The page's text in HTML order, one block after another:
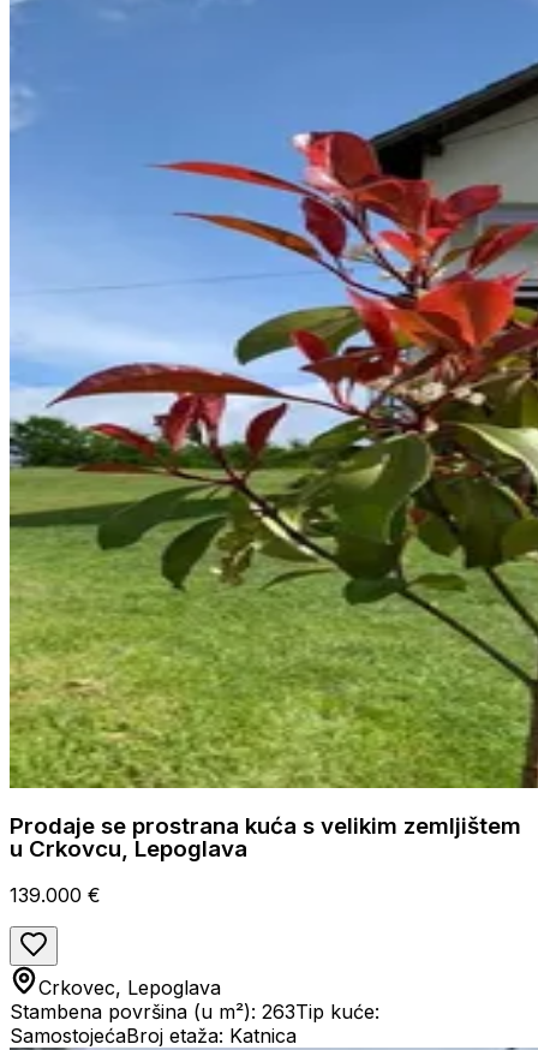
Prodaje se prostrana kuća s velikim zemljištem
u Crkovcu, Lepoglava
139.000 €
Crkovec, Lepoglava
Stambena površina (u m²): 263Tip kuće:
SamostojećaBroj etaža: Katnica